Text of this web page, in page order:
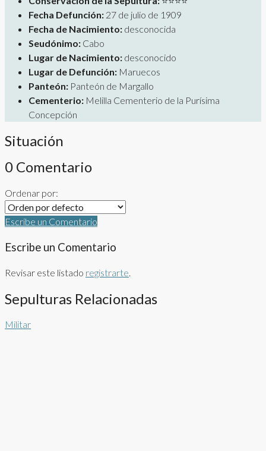
Fecha Defunción: 27 de julio de 1909
Fecha de Nacimiento: desconocida
Seudónimo: Cabo
Lugar de Nacimiento: desconocido
Lugar de Defunción: Maruecos
Panteón: Panteón de Margallo
Cementerio: Melilla Cementerio de la Purísima
Concepción
Situación
0 Comentario
Ordenar por:
Escribe un Comentario
Escribe un Comentario
Revisar este listado registrarte
Sepulturas Relacionadas
Militar